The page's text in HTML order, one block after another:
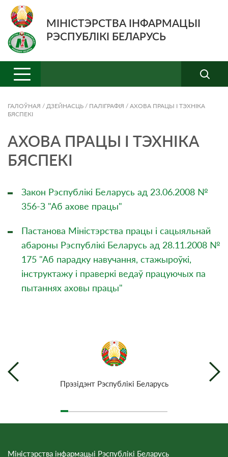
МІНІСТЭРСТВА ІНФАРМАЦЫІ
РЭСПУБЛІКІ БЕЛАРУСЬ
ГАЛОЎНАЯ / ДЗЕЙНАСЦЬ / ПАЛІГРАФІЯ / АХОВА ПРАЦЫ І ТЭХНІКА
БЯСПЕКІ
АХОВА ПРАЦЫ І ТЭХНІКА
БЯСПЕКІ
Закон Рэспублікі Беларусь ад 23.06.2008 №
356-З "Аб ахове працы"
Пастанова Міністэрства працы і сацыяльнай
абароны Рэспублікі Беларусь ад 28.11.2008 №
175 "Аб парадку навучання, стажыроўкі,
інструктажу і праверкі ведаў працуючых па
пытаннях аховы працы"
Прэзiдэнт Рэспублiкi Беларусь
Міністэрства інфармацыі Рэспублікі Беларусь